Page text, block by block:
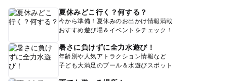
夏休みどこ行く？何する？
今から準備！夏休みのお出かけ情報満載
おすすめ遊び場＆イベントをチェック！
暑さに負けずに全力水遊び！
年齢別や人気アトラクション情報など
子ども大満足のプール＆水遊びスポット